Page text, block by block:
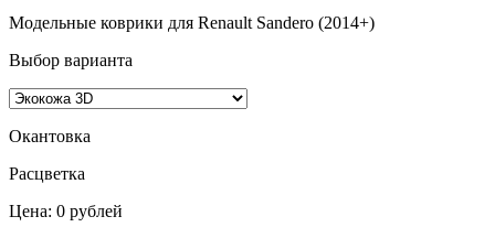
Модельные коврики для Renault Sandero (2014+)
Выбор варианта
Окантовка
Pасцветка
Цена: 0 рублей